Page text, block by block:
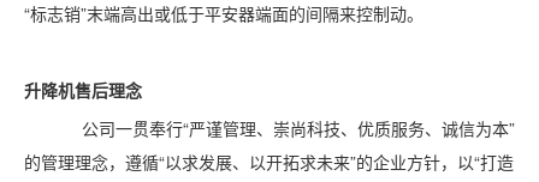
“标志销”末端高出或低于平安器端面的间隔来控制动。
升降机售后理念
公司一贯奉行“严谨管理、崇尚科技、优质服务、诚信为本”
的管理理念，遵循“以求发展、以开拓求未来”的企业方针，以“打造